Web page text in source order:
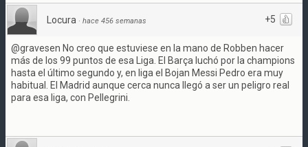
+5
Locura · hace 456 semanas
@gravesen No creo que estuviese en la mano de Robben hacer
más de los 99 puntos de esa Liga. El Barça luchó por la champions
hasta el último segundo y, en liga el Bojan Messi Pedro era muy
habitual. El Madrid aunque cerca nunca llegó a ser un peligro real
para esa liga, con Pellegrini.